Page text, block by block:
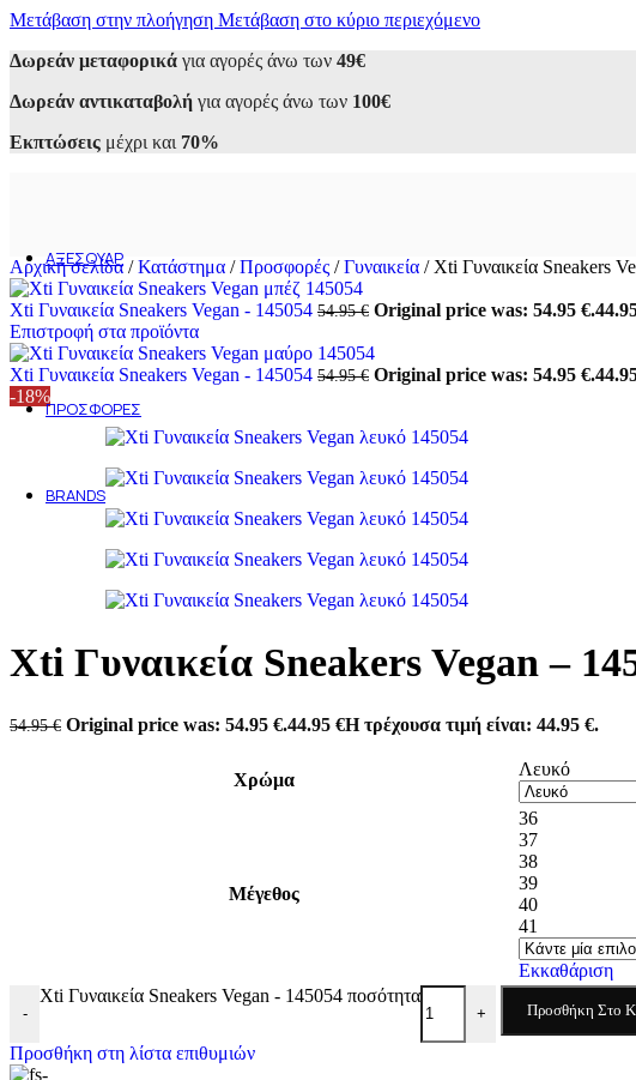
Μετάβαση στην πλοήγηση Μετάβαση στο κύριο περιεχόμενο
Δωρεάν μεταφορικά για αγορές άνω των 49€
Δωρεάν αντικαταβολή για αγορές άνω των 100€
Εκπτώσεις μέχρι και 70%
Sneakers
Casual
Oxfords
Σκαρπίνια
ΑΞΕΣΟΥΆΡ
Ανδρικά
Ανδρικά τσαντάκια
Ανδρικά πορτοφόλια
Γυναικεία
Γυναικείες Τσάντες
Γυναικεία Πορτοφόλια
ΠΡΟΣΦΟΡΈΣ
Ανδρικά
Γυναικεία
Outlet 50-70%
BRANDS
Alessandra Paggioti
Carmela
Dominique Shoes
Eris Shoes
Freemood
Mago Shoes
Αρχική σελίδα / Κατάστημα / Προσφορές / Γυναικεία / Xti Γυναικεία Sneakers
Xti Γυναικεία Sneakers Vegan - 145054 54.95€ Original price was: 54.95 €.
Επιστροφή στα προϊόντα
Xti Γυναικεία Sneakers Vegan - 145054 54.95€ Original price was: 54.95 €.
-18%
Xti Γυναικεία Sneakers Vegan –
54.95€ Original price was: 54.95 €.44.95 €Η τρέχουσα τιμή είναι: 44.95 €.
Χρώμα
Λευκό
Μέγεθος
36
37
38
39
40
41
Εκκαθάριση
-
Xti Γυναικεία Sneakers Vegan - 145054 ποσότητα
+ Προσθήκη Στο
Προσθήκη στη λίστα επιθυμιών